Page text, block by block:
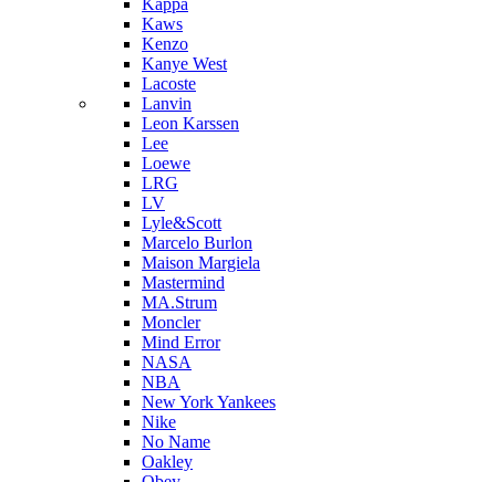
Kappa
Kaws
Kenzo
Kanye West
Lacoste
Lanvin
Leon Karssen
Lee
Loewe
LRG
LV
Lyle&Scott
Marcelo Burlon
Maison Margiela
Mastermind
MA.Strum
Moncler
Mind Error
NASA
NBA
New York Yankees
Nike
No Name
Oakley